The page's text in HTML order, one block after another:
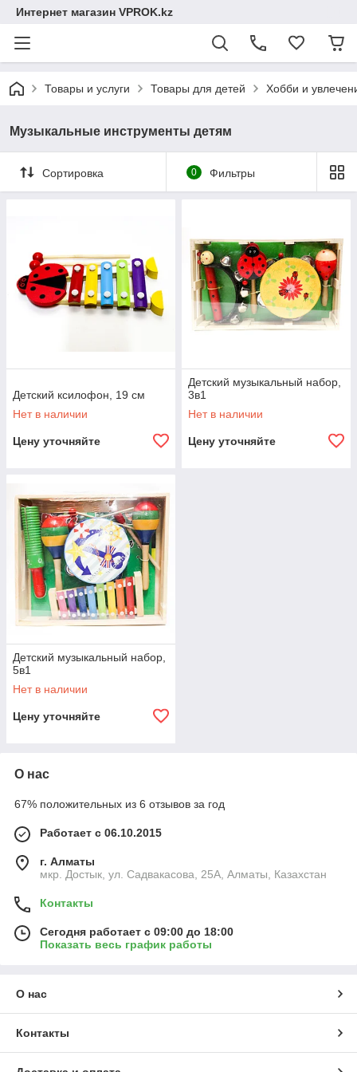
Интернет магазин VPROK.kz
Товары и услуги Товары для детей Хобби и
Музыкальные инструменты детям
Сортировка 0 Фильтры
Детский ксилофон, 19 см
Нет в наличии
Цену уточняйте
Детский музыкальный набор,
3в1
Нет в наличии
Цену уточняйте
Детский музыкальный набор,
5в1
Нет в наличии
Цену уточняйте
О нас
67% положительных из 6 отзывов за год
Работает с 06.10.2015
г. Алматы
мкр. Достык, ул. Садвакасова, 25А, Алматы, Казахстан
Контакты
Сегодня работает с 09:00 до 18:00
Показать весь график работы
О нас
Контакты